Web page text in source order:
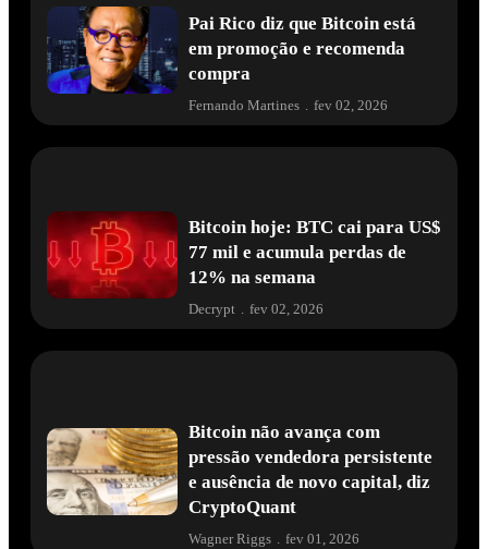
Pai Rico diz que Bitcoin está
em promoção e recomenda
compra
Fernando Martines fev 02, 2026
Bitcoin hoje: BTC cai para US$
77 mil e acumula perdas de
12% na semana
Decrypt . fev 02, 2026
Bitcoin não avança com
pressão vendedora persistente
e ausência de novo capital, diz
CryptoQuant
Wagner Riggs . fev 01, 2026